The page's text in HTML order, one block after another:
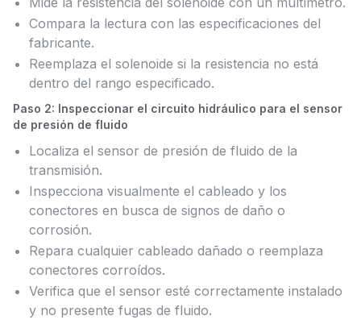
Compara la lectura con las especificaciones del
fabricante.
Reemplaza el solenoide si la resistencia no está
dentro del rango especificado.
Paso 2: Inspeccionar el circuito hidráulico para el sensor
de presión de fluido
Localiza el sensor de presión de fluido de la
transmisión.
Inspecciona visualmente el cableado y los
conectores en busca de signos de daño o
corrosión.
Repara cualquier cableado dañado o reemplaza
conectores corroídos.
Verifica que el sensor esté correctamente instalado
y no presente fugas de fluido.